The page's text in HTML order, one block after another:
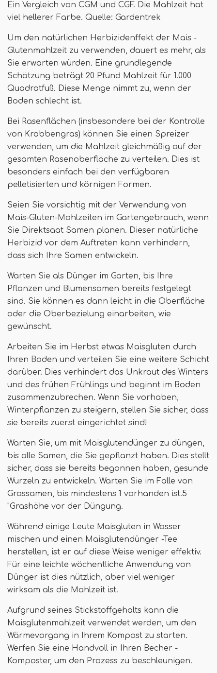
Ein Vergleich von CGM und CGF. Die Mahlzeit hat
viel hellerer Farbe. Quelle: Gardentrek
Um den natürlichen Herbizidenffekt der Mais -
Glutenmahlzeit zu verwenden, dauert es mehr, als
Sie erwarten würden. Eine grundlegende
Schätzung beträgt 20 Pfund Mahlzeit für 1.000
Quadratfuß. Diese Menge nimmt zu, wenn der
Boden schlecht ist.
Bei Rasenflächen (insbesondere bei der Kontrolle
von Krabbengras) können Sie einen Spreizer
verwenden, um die Mahlzeit gleichmäßig auf der
gesamten Rasenoberfläche zu verteilen. Dies ist
besonders einfach bei den verfügbaren
pelletisierten und körnigen Formen.
Seien Sie vorsichtig mit der Verwendung von
Mais-Gluten-Mahlzeiten im Gartengebrauch, wenn
Sie Direktsaat Samen planen. Dieser natürliche
Herbizid vor dem Auftreten kann verhindern,
dass sich Ihre Samen entwickeln.
Warten Sie als Dünger im Garten, bis Ihre
Pflanzen und Blumensamen bereits festgelegt
sind. Sie können es dann leicht in die Oberfläche
oder die Oberbezielung einarbeiten, wie
gewünscht.
Arbeiten Sie im Herbst etwas Maisgluten durch
Ihren Boden und verteilen Sie eine weitere Schicht
darüber. Dies verhindert das Unkraut des Winters
und des frühen Frühlings und beginnt im Boden
zusammenzubrechen. Wenn Sie vorhaben,
Winterpflanzen zu steigern, stellen Sie sicher, dass
sie bereits zuerst eingerichtet sind!
Warten Sie, um mit Maisglutendünger zu düngen,
bis alle Samen, die Sie gepflanzt haben. Dies stellt
sicher, dass sie bereits begonnen haben, gesunde
Wurzeln zu entwickeln. Warten Sie im Falle von
Grassamen, bis mindestens 1 vorhanden ist.5
"Grashöhe vor der Düngung.
Während einige Leute Maisgluten in Wasser
mischen und einen Maisglutendünger -Tee
herstellen, ist er auf diese Weise weniger effektiv.
Für eine leichte wöchentliche Anwendung von
Dünger ist dies nützlich, aber viel weniger
wirksam als die Mahlzeit ist.
Aufgrund seines Stickstoffgehalts kann die
Maisglutenmahlzeit verwendet werden, um den
Wärmevorgang in Ihrem Kompost zu starten.
Werfen Sie eine Handvoll in Ihren Becher -
Komposter, um den Prozess zu beschleunigen.